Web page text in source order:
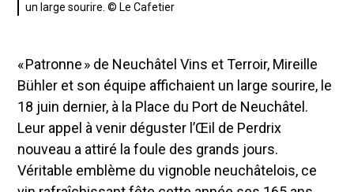
un large sourire. © Le Cafetier
« Patronne » de Neuchâtel Vins et Terroir, Mireille
Bühler et son équipe affichaient un large sourire, le
18 juin dernier, à la Place du Port de Neuchâtel.
Leur appel à venir déguster l’Œil de Perdrix
nouveau a attiré la foule des grands jours.
Véritable emblème du vignoble neuchâtelois, ce